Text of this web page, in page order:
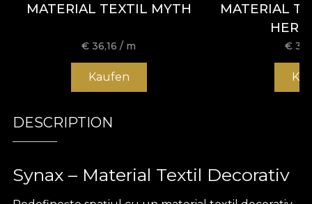
MATERIAL TEXTIL MYTH
€36,16 / m
Kaufen
MATERIAL
€
DESCRIPTION
Synax – Material Textil Decorativ